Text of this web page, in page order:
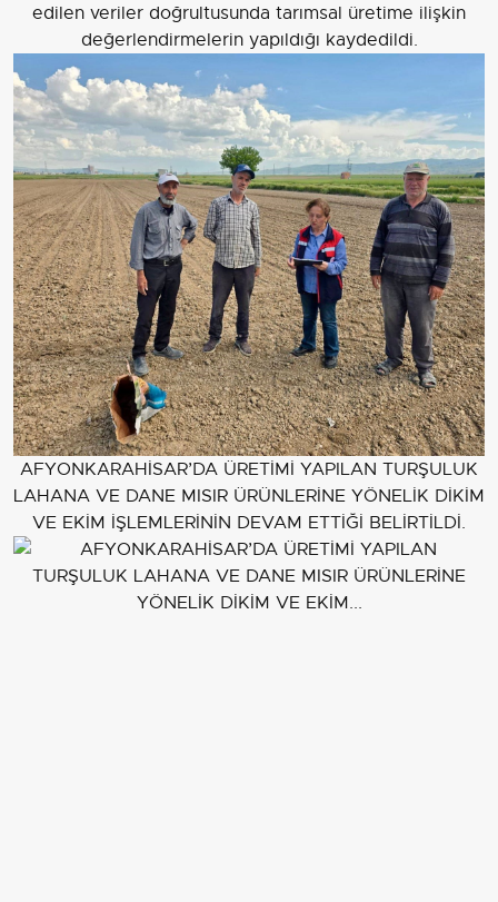
edilen veriler doğrultusunda tarımsal üretime ilişkin
değerlendirmelerin yapıldığı kaydedildi.
AFYONKARAHİSAR’DA ÜRETİMİ YAPILAN TURŞULUK
LAHANA VE DANE MISIR ÜRÜNLERİNE YÖNELİK DİKİM
VE EKİM İŞLEMLERİNİN DEVAM ETTİĞİ BELİRTİLDİ.